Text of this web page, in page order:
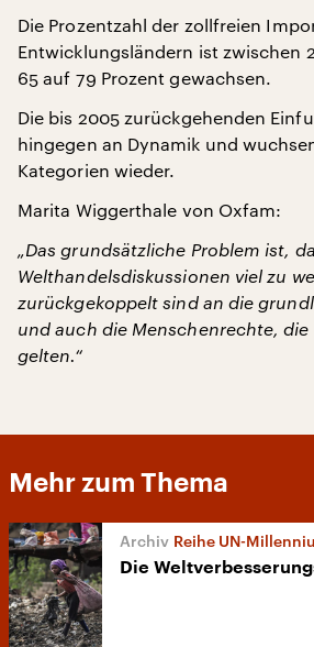
Die Prozentzahl der zollfreien
Entwicklungsländern ist zwischen
65 auf 79 Prozent gewachsen.
Die bis 2005 zurückgehenden
hingegen an Dynamik und
Kategorien wieder.
Marita Wiggerthale von Oxfam:
„Das grundsätzliche Problem ist,
Welthandelsdiskussionen viel zu
zurückgekoppelt sind an die
und auch die Menschenrechte, die
gelten.“
Mehr zum Thema
Reihe UN-
Die